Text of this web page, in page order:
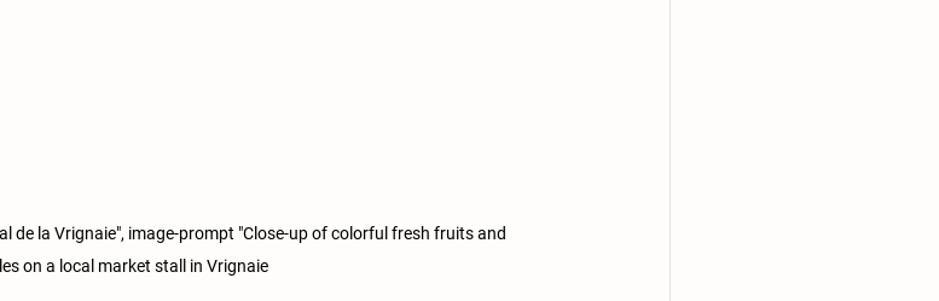
de la Vrignaie", image-prompt "Close-up of colorful fresh fruits and
on a local market stall in Vrignaie